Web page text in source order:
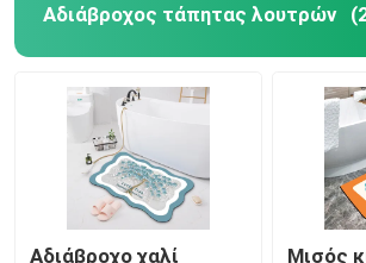
Αδιάβροχος τάπητας λουτρών
Αδιάβροχο χαλί
Μισός